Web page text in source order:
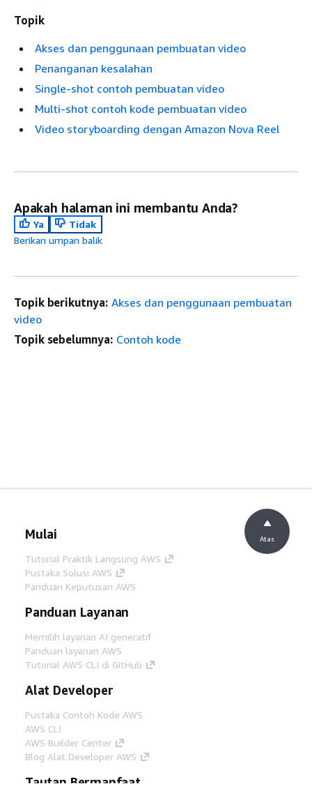
Topik
Akses dan penggunaan pembuatan video
Penanganan kesalahan
Single-shot contoh pembuatan video
Multi-shot contoh kode pembuatan video
Video storyboarding dengan Amazon Nova Reel
Apakah halaman ini membantu Anda?
Ya
Tidak
Berikan umpan balik
Topik berikutnya: Akses dan penggunaan pembuatan
video
Topik sebelumnya: Contoh kode
Mulai
Tutorial Praktik Langsung AWS
Pustaka Solusi AWS
Panduan Keputusan AWS
Panduan Layanan
Memilih layanan AI generatif
Panduan layanan AWS
Tutorial AWS CLI di GitHub
Alat Developer
Pustaka Contoh Kode AWS
AWS CLI
AWS Builder Center
Blog Alat Developer AWS
Tautan Bermanfaat
Atas